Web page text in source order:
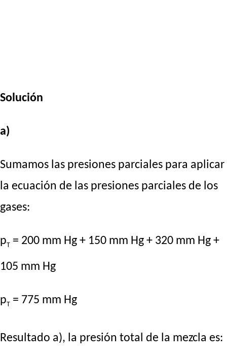
Solución
a)
Sumamos las presiones parciales para aplicar
la ecuación de las presiones parciales de los
gases:
p = 200 mm Hg + 150 mm Hg + 320 mm Hg +
105 mm Hg
pT = 775 mm Hg
Resultado a), la presión total de la mezcla es: